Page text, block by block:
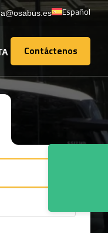
Español
Contáctenos
Contáctenos